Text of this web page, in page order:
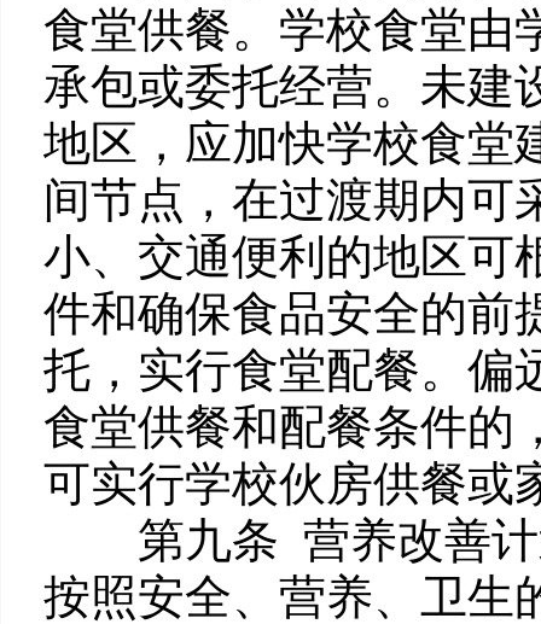
食堂供餐。学校食堂由
承包或委托经营。未建
地区，应加快学校食堂
间节点，在过渡期内可
小、交通便利的地区可
件和确保食品安全的前
托，实行食堂配餐。偏
食堂供餐和配餐条件的
可实行学校伙房供餐或
第九条 营养改善计
按照安全、营养、卫生